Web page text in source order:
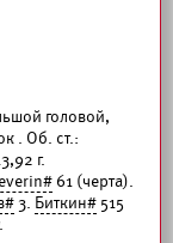
головой,
. Об. ст.:
г.
61 (черта).
3. Биткин# 515
.